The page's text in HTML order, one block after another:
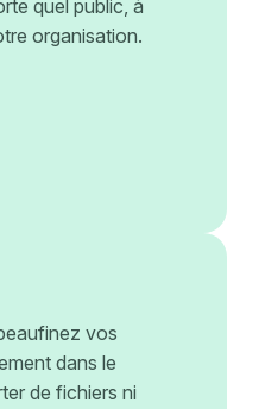
quel public, à
organisation.
vos
dans le
de fichiers ni